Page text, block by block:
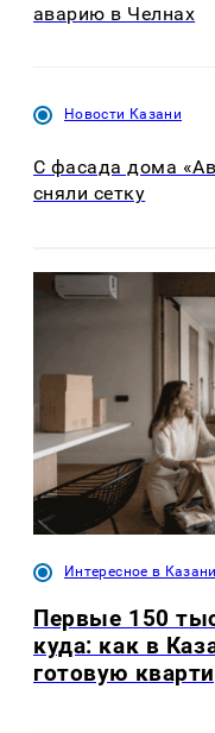
аварию в Челнах
Новости Казани
С фасада дома
сняли сетку
Интересное в Казани
Первые 150
куда: как в
готовую